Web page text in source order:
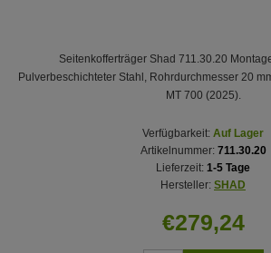
Seitenkofferträger Shad 711.30.20
Pulverbeschichteter Stahl, Rohrdurchmesser 20
MT 700 (2025).
Verfügbarkeit: Auf Lager
Artikelnummer: 711.30.20
Lieferzeit: 1-5 Tage
Hersteller: SHAD
€279,24